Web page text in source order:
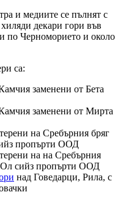
и медиите се пълнят с
декари гори във
по Черноморието и около
са:
заменени от Бета
заменени от Мирта
на Сребърния бряг
пропърти ООД
на на Сребърния
Ол сийз пропърти ООД
над Говедарци, Рила, с